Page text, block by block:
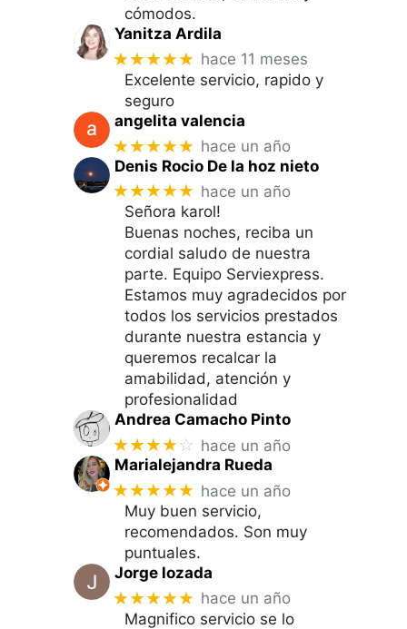
cómodos.
Yanitza Ardila
★★★★★ hace 11 meses
Excelente servicio, rapido y
seguro
angelita valencia
★★★★★ hace un año
Denis Rocio De la hoz nieto
★★★★★ hace un año
Señora karol!
Buenas noches, reciba un
cordial saludo de nuestra
parte. Equipo Serviexpress.
Estamos muy agradecidos por
todos los servicios prestados
durante nuestra estancia y
queremos recalcar la
amabilidad, atención y
profesionalidad
Andrea Camacho Pinto
★★★★☆ hace un año
Marialejandra Rueda
★★★★★ hace un año
Muy buen servicio,
recomendados. Son muy
puntuales.
Jorge lozada
★★★★★ hace un año
Magnifico servicio se lo